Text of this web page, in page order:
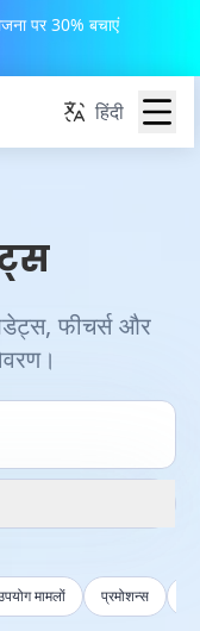
पर 30% बचाएं
हिंदी
फीचर्स और
मामलों प्रमोशन्स